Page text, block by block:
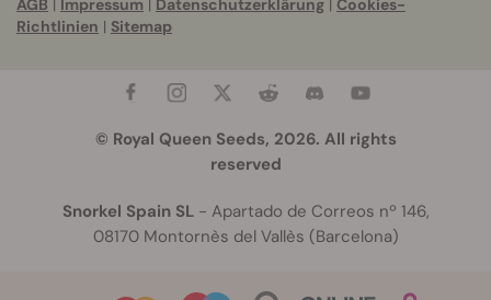
AGB | Impressum | Datenschutzerklärung | Cookies-
Richtlinien | Sitemap
© Royal Queen Seeds, 2026. All rights
reserved
Snorkel Spain SL- Apartado de Correos nº 146,
08170 Montornès del Vallès (Barcelona)